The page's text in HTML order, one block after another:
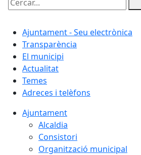
Cercar:
Ajuntament - Seu electrònica
Transparència
El municipi
Actualitat
Temes
Adreces i telèfons
Ajuntament
Alcaldia
Consistori
Organització municipal